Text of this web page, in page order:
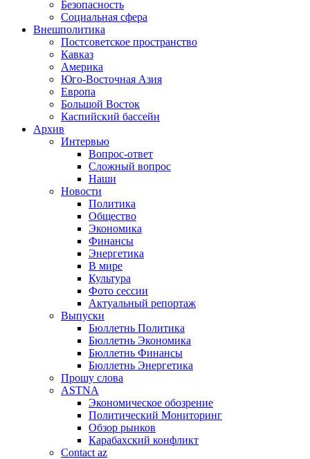
Безопасность
Социальная сфера
Внешполитика
Постсоветское пространство
Кавказ
Америка
Юго-Восточная Азия
Европа
Большой Восток
Каспийский бассейн
Архив
Интервью
Вопрос-ответ
Сложный вопрос
Наши
Новости
Политика
Общество
Экономика
Финансы
Энергетика
В мире
Культура
Фото сессии
Актуальный репортаж
Выпуски
Бюллетнь Политика
Бюллетнь Экономика
Бюллетнь Финансы
Бюллетнь Энергетика
Прошу слова
ASTNA
Экономическое обозрение
Политический Мониторинг
Обзор рынков
Карабахский конфликт
Contact az